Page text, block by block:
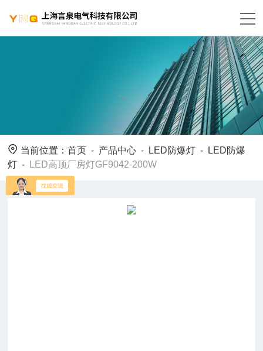
当前位置：首页 - 产品中心 - LED防爆灯 -
LED防爆
灯 - LED高顶厂房灯GF9042-200W